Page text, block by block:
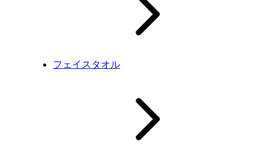
フェイスタオル